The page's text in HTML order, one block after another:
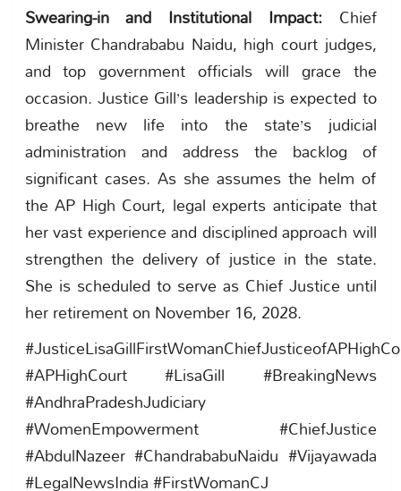
Swearing-in and Institutional Impact:Chief
Minister Chandrababu Naidu, high court judges,
and top government officials will grace the
occasion. Justice Gill’s leadership is expected to
breathe new life into the state’s judicial
administration and address the backlog of
significant cases. As she assumes the helm of
the AP High Court, legal experts anticipate that
her vast experience and disciplined approach will
strengthen the delivery of justice in the state.
She is scheduled to serve as Chief Justice until
her retirement on November 16, 2028.
#APHighCourt #LisaGill #BreakingNews
#AndhraPradeshJudiciary
#WomenEmpowerment #ChiefJustice
#AbdulNazeer #ChandrababuNaidu #Vijayawada
#LegalNewsIndia #FirstWomanCJ